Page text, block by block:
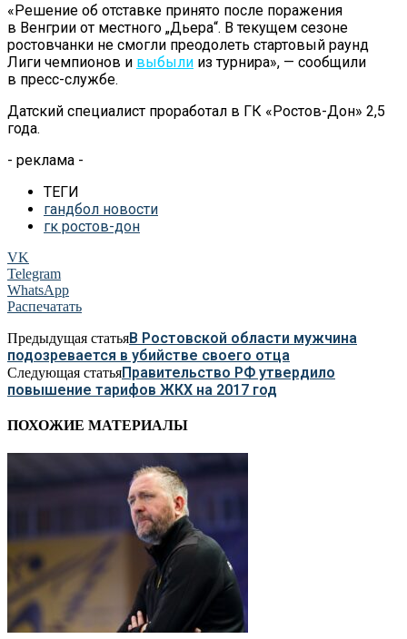
«Решение об отставке принято после поражения
в Венгрии от местного „Дьера“. В текущем сезоне
ростовчанки не смогли преодолеть стартовый раунд
Лиги чемпионов и выбыли из турнира», — сообщили
в пресс-службе.
Датский специалист проработал в ГК «Ростов-Дон» 2,5
года.
- реклама -
ТЕГИ
гандбол новости
гк ростов-дон
VK
Telegram
WhatsApp
Распечатать
Предыдущая статьяВ Ростовской области мужчина
подозревается в убийстве своего отца
Следующая статьяПравительство РФ утвердило
повышение тарифов ЖКХ на 2017 год
ПОХОЖИЕ МАТЕРИАЛЫ